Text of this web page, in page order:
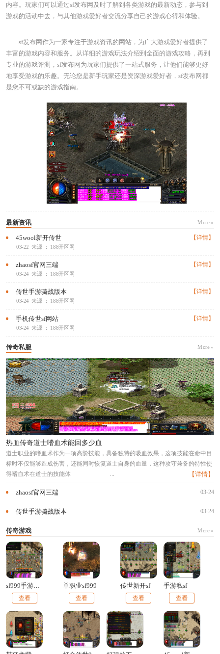
内容。玩家们可以通过sf发布网及时了解到各类游戏的最新动态，参与到
游戏的活动中去，与其他游戏爱好者交流分享自己的游戏心得和体验。
sf发布网作为一家专注于游戏资讯的网站，为广大游戏爱好者提供了
丰富的游戏内容和服务。从详细的游戏玩法介绍到全面的游戏攻略，再到
专业的游戏评测，sf发布网为玩家们提供了一站式服务，让他们能够更好
地享受游戏的乐趣。无论您是新手玩家还是资深游戏爱好者，sf发布网都
是您不可或缺的游戏指南。
最新资讯 More »
45wool新开传世
03-22 来源 ： 188开区网
【详情】
zhaosf官网三端
03-24 来源 ： 188开区网
【详情】
传世手游骑战版本
03-24 来源 ： 188开区网
【详情】
手机传世sf网站
03-24 来源 ： 188开区网
【详情】
传奇私服 More »
热血传奇道士嗜血术能回多少血
道士职业的嗜血术作为一项高阶技能，具备独特的吸血效果，这项技能在命中目
标时不仅能够造成伤害，还能同时恢复道士自身的血量，这种攻守兼备的特性使
得嗜血术在道士的技能体
... 【详情】
zhaosf官网三端 03-24
传世手游骑战版本 03-24
传奇游戏 More »
查看
单职业sf999
查看
传世新开sf
查看
手游私sf
查看